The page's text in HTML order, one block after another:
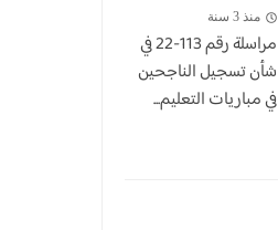
منذ 3 سنة
مراسلة رقم 113-22 في
شأن تسجيل الناجحين
في مباريات التعليم...